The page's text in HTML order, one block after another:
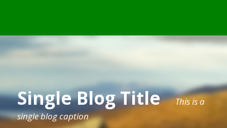
Single Blog Title
This is a
single blog caption